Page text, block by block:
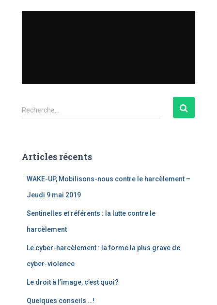
R
e
r
Recherche…
Articles récents
WAKE-UP, Mobilisons-nous contre le harcèlement –
Jeudi 9 mai 2019
Sentinelles et référents : la lutte contre le
harcèlement
Le cyber-harcèlement : la forme la plus grave de
cyber-violence
Le droit à l’image, c’est quoi?
Quelques conseils …!